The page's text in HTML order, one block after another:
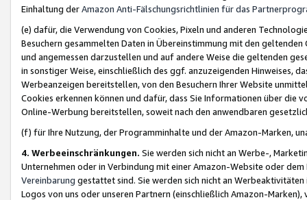
Einhaltung derAmazon Anti-Fälschungsrichtlinien für das
(e) dafür, die Verwendung von Cookies, Pixeln und anderen
Besuchern gesammelten Daten in Übereinstimmung mit den
und angemessen darzustellen und auf andere Weise die geltenden
in sonstiger Weise, einschließlich des ggf. anzuzeigenden Hinweises,
Werbeanzeigen bereitstellen, von den Besuchern Ihrer Website
Cookies erkennen können und dafür, dass Sie Informationen über die
Online-Werbung bereitstellen, soweit nach den anwendbaren
(f) für Ihre Nutzung, der Programminhalte und der Amazon-Marken,
4. Werbeeinschränkungen. Sie werden sich nicht an Werbe-,
Unternehmen oder in Verbindung mit einer Amazon-Website oder
Vereinbarung gestattet sind. Sie werden sich nicht an
Logos von uns oder unseren Partnern (einschließlich Amazon-